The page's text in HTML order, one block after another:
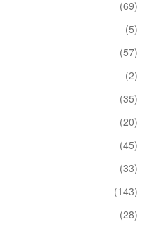
(69)
(5)
(57)
(2)
(35)
(20)
(45)
(33)
(143)
(28)